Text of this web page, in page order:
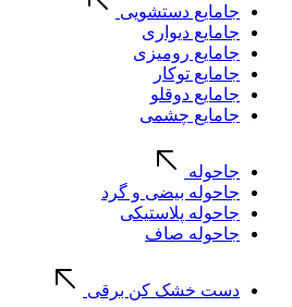
جامایع دستشویی
جامایع دیواری
جامایع رومیزی
جامایع توکار
جامایع دوقلو
جامایع چشمی
جاحوله
جاحوله بیضی و گرد
جاحوله پلاستیکی
جاحوله صاف
دست خشک کن برقی